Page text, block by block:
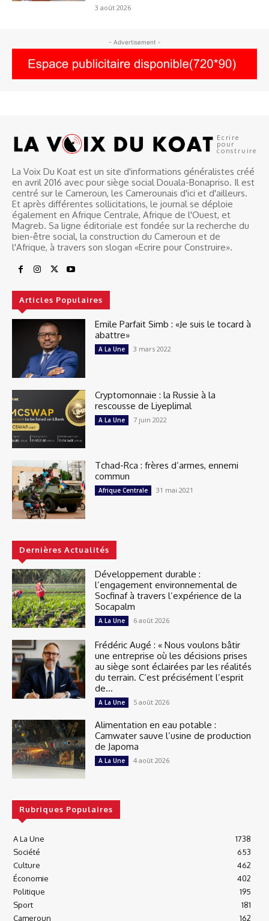
3 août 2026
- Advertisement -
Ecrire
pour
construire
La Voix Du Koat est un site d'informations généralistes créé
en avril 2016 avec pour siège social Douala-Bonapriso. Il est
centré sur le Cameroun, les Camerounais d'ici et d'ailleurs.
Et après différentes sollicitations, le journal se déploie
également en Afrique Centrale, Afrique de l'Ouest, et
Magreb. Sa ligne éditoriale est fondée sur la recherche du
bien-être social, la construction du Cameroun et de
l'Afrique, à travers son slogan «Ecrire pour Construire».
Articles Populaires
Emile Parfait Simb : «Je suis le tocard à
abattre»
A La Une 3 mars 2022
Cryptomonnaie : la Russie à la
rescousse de Liyeplimal
A La Une 7 juin 2022
Tchad-Rca : frères d’armes, ennemi
commun
Afrique Centrale 31 mai 2021
Dernières Actualités
Développement durable :
l’engagement environnemental de
Socfinaf à travers l’expérience de la
Socapalm
A La Une 6 août 2026
Frédéric Augé : « Nous voulons bâtir
une entreprise où les décisions prises
au siège sont éclairées par les réalités
du terrain. C’est précisément l’esprit
de...
A La Une 5 août 2026
Alimentation en eau potable :
Camwater sauve l’usine de production
de Japoma
A La Une 4 août 2026
Rubriques Populaires
A La Une
1738
Société
653
Culture
462
Économie
402
Politique
195
Sport
181
Cameroun
162